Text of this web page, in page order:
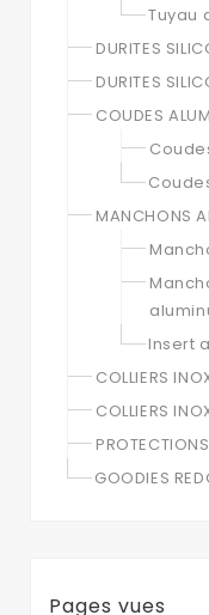
Tuyau
DURITES
DURITES
COUDES
MANCHONS
Insert
COLLIERS
COLLIERS
GOODIES
Pages vues